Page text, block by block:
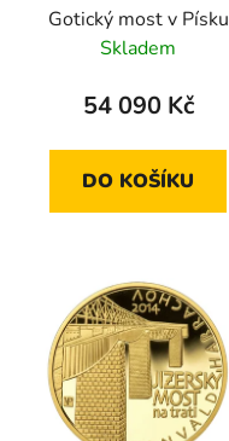
Gotický most v Písku
2011 proof
Skladem
54 090 Kč
DO KOŠÍKU